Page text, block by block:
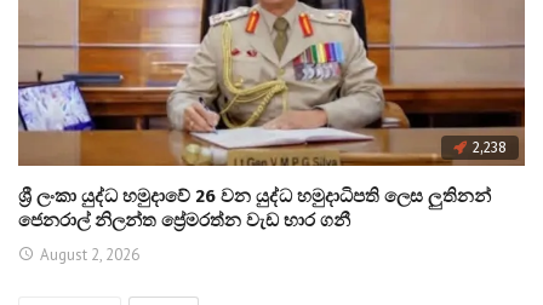
2,238
ශ්‍රී ලංකා යුද්ධ හමුදාවේ 26 වන යුද්ධ හමුදාධිපති ලෙස ලුතිනන්
ජෙනරාල් නිලන්ත ප්‍රේමරත්න වැඩ භාර ගනී
August 2, 2026